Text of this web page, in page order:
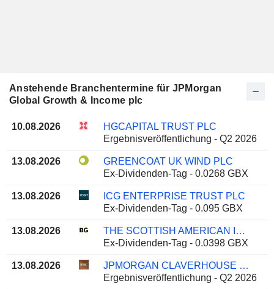
Anstehende Branchentermine für JPMorgan
Global Growth & Income plc
10.08.2026
HGCAPITAL TRUST PLC
Ergebnisveröffentlichung - Q2 2026
13.08.2026
GREENCOAT UK WIND PLC
Ex-Dividenden-Tag - 0.0268 GBX
13.08.2026
ICG ENTERPRISE TRUST PLC
Ex-Dividenden-Tag - 0.095 GBX
13.08.2026
THE SCOTTISH AMERICAN INVESTMENT COMPANY P.L.C.
Ex-Dividenden-Tag - 0.0398 GBX
13.08.2026
JPMORGAN CLAVERHOUSE INVESTMENT TRUST PLC
Ergebnisveröffentlichung - Q2 2026